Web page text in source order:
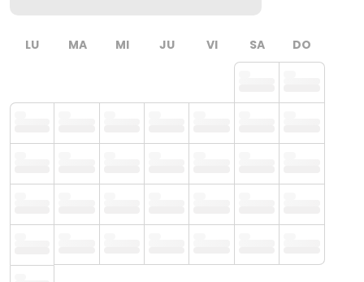
LU MA MI JU VI SA DO